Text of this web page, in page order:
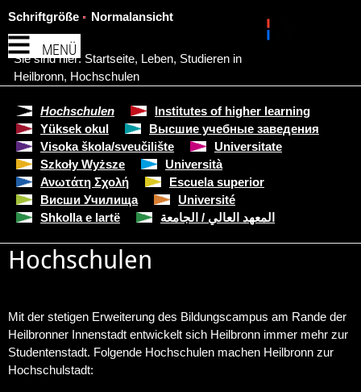
MENÜ
Schriftgröße Normalansicht
Sie sind hier: Startseite, Leben, Studieren in
Heilbronn, Hochschulen
Hochschulen
Institutes of higher learning
Yüksek okul
Высшие учебные заведения
Visoka škola/sveučilište
Universitate
Szkoły Wyższe
Università
Ανωτάτη Σχολή
Escuela superior
Висши Училища
Université
Shkolla e lartë
المعهد العالي / الجامعة
Hochschulen
Mit der stetigen Erweiterung des Bildungscampus am Rande der
Heilbronner Innenstadt entwickelt sich Heilbronn immer mehr zur
Studentenstadt. Folgende Hochschulen machen Heilbronn zur
Hochschulstadt: